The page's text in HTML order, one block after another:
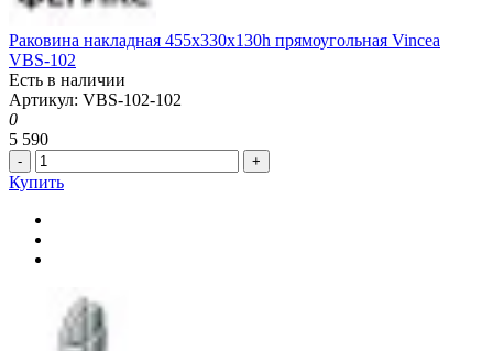
Раковина накладная 455x330x130h прямоугольная Vincea
VBS-102
Есть в наличии
Артикул: VBS-102-102
0
5 590
- +
Купить